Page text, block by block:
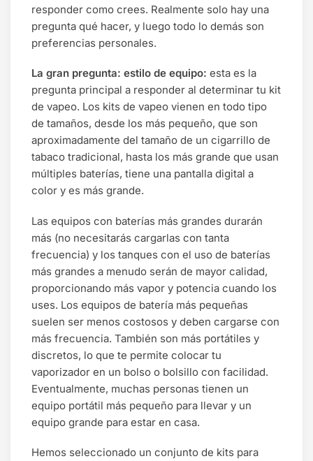
responder como crees. Realmente solo hay una
pregunta qué hacer, y luego todo lo demás son
preferencias personales.
La gran pregunta: estilo de equipo: esta es la
pregunta principal a responder al determinar tu kit
de vapeo. Los kits de vapeo vienen en todo tipo
de tamaños, desde los más pequeño, que son
aproximadamente del tamaño de un cigarrillo de
tabaco tradicional, hasta los más grande que usan
múltiples baterías, tiene una pantalla digital a
color y es más grande.
Las equipos con baterías más grandes durarán
más (no necesitarás cargarlas con tanta
frecuencia) y los tanques con el uso de baterías
más grandes a menudo serán de mayor calidad,
proporcionando más vapor y potencia cuando los
uses. Los equipos de batería más pequeñas
suelen ser menos costosos y deben cargarse con
más frecuencia. También son más portátiles y
discretos, lo que te permite colocar tu
vaporizador en un bolso o bolsillo con facilidad.
Eventualmente, muchas personas tienen un
equipo portátil más pequeño para llevar y un
equipo grande para estar en casa.
Hemos seleccionado un conjunto de kits para